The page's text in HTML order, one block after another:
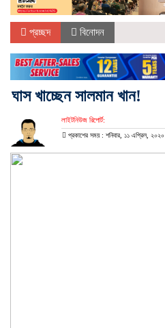
প্রচ্ছদ বিনোদন
ঘাস খাচ্ছেন সালমান খান!
লাইটনিউজ রিপোর্ট:
প্রকাশের সময় : শনিবার, ১১ এপ্রিল, ২০২০